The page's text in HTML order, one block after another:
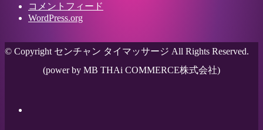
コメントフィード
WordPress.org
© Copyright センチャン タイマッサージ All Rights Reserved.
(power by MB THAi COMMERCE株式会社)